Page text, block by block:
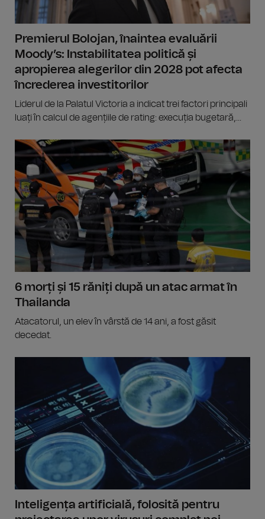
Premierul Bolojan, înaintea evaluării
Moody’s: Instabilitatea politică și
apropierea alegerilor din 2028 pot afecta
încrederea investitorilor
Liderul de la Palatul Victoria a indicat trei factori principali
luați în calcul de agențiile de rating: execuția bugetară,...
6 morți și 15 răniți după un atac armat în
Thailanda
Atacatorul, un elev în vârstă de 14 ani, a fost găsit
decedat.
Inteligența artificială, folosită pentru